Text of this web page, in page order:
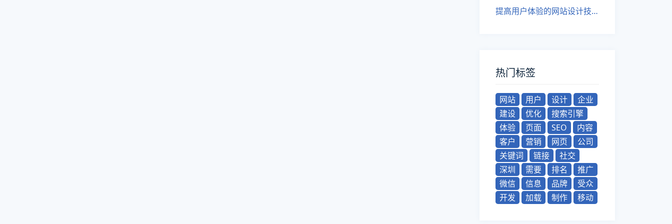
提高用户体验的网站设计技巧
热门标签
网站 用户 设计
企业
建设
优化
搜索引擎
体验
页面 SEO
内容
客户
营销 网页
公司
关键词
链接
社交
深圳
需要 排名
推广
微信
信息 品牌
受众
开发
加载 制作 移动